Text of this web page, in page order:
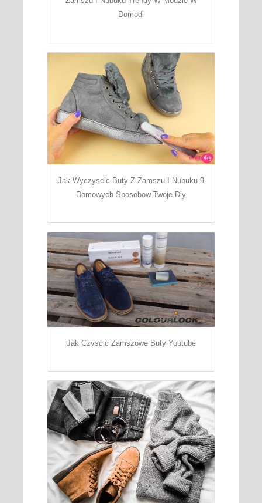
Domodi
Jak Wyczyscic Buty Z Zamszu I Nubuku 9
Domowych Sposobow Twoje Diy
Jak Czyscic Zamszowe Buty Youtube